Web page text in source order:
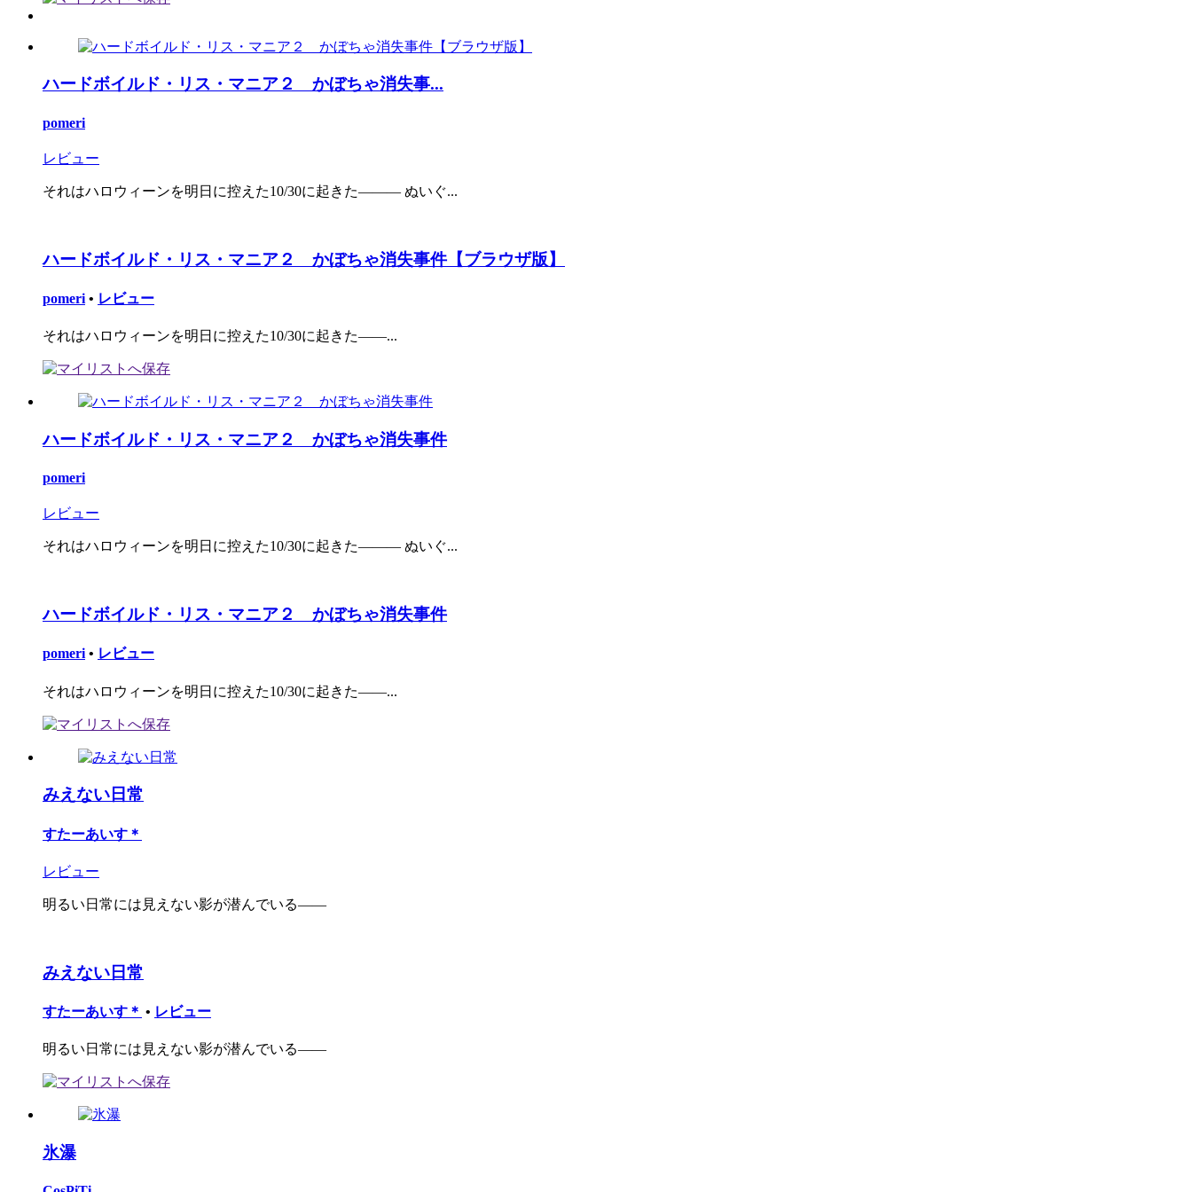
ハードボイルド・リス・マニア２ かぼちゃ消失事...
pomeri
レビュー
それはハロウィーンを明日に控えた10/30に起きた――― ぬいぐ...
ハードボイルド・リス・マニア２ かぼちゃ消失事件【ブラウザ版】
pomeri • レビュー
それはハロウィーンを明日に控えた10/30に起きた――...
ハードボイルド・リス・マニア２ かぼちゃ消失事件
pomeri
レビュー
それはハロウィーンを明日に控えた10/30に起きた――― ぬいぐ...
ハードボイルド・リス・マニア２ かぼちゃ消失事件
pomeri • レビュー
それはハロウィーンを明日に控えた10/30に起きた――...
みえない日常
すたーあいす＊
レビュー
明るい日常には見えない影が潜んでいる――
みえない日常
すたーあいす＊ • レビュー
明るい日常には見えない影が潜んでいる――
氷瀑